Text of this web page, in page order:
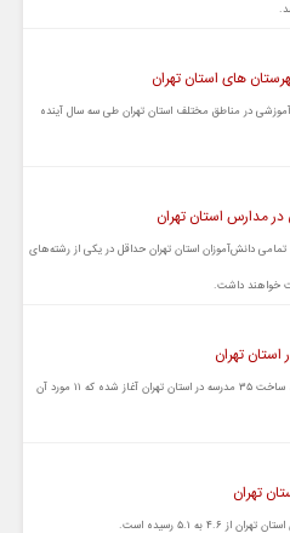
| ساخت ۴۰۸ واحد آموزشی در مناطق مختلف استان تهران طی سه سال آینده
مدارس استان تهران
تمامی دانش‌آموزان استان تهران حداقل در یکی از رشته‌های
خواهند داشت.
تهران رسانه | در حوزه زیرساخت، ساخت ۳۵ مدرسه در استان تهران آغاز شده که ۱۱ مورد آن
تهران
به ۵.۱ رسیده است.